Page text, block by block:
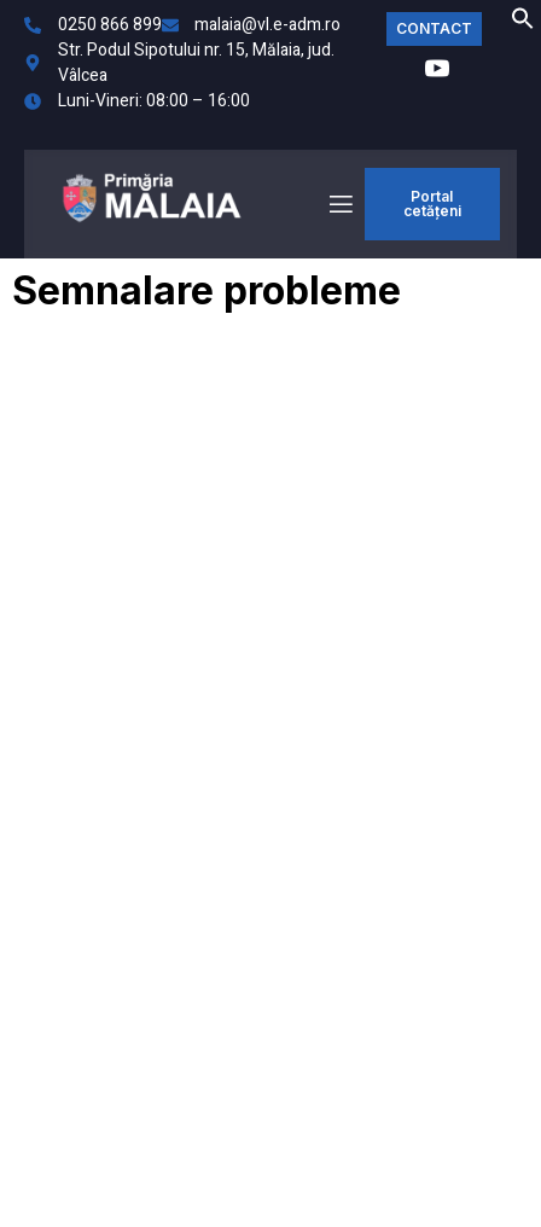
0250 866 899
malaia@vl.e-adm.ro
Str. Podul Sipotului nr. 15, Mălaia, jud.
Vâlcea
Luni-Vineri: 08:00 – 16:00
CONTACT
Portal
cetățeni
Semnalare probleme